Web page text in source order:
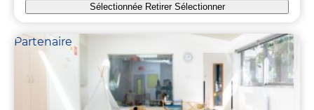
Sélectionnée Retirer Sélectionner
Partenaire
4
4